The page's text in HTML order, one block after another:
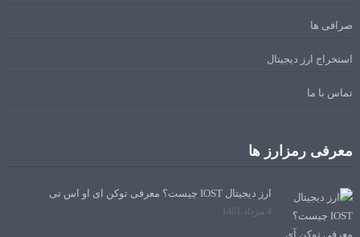
صرافی ها
استخراج ارز دیجیتال
تماس با ما
معرفی رمزارز ها
ارز دیجیتال IOST چیست؟ معرفی توکن آی او اس تی
4 مرداد 1401